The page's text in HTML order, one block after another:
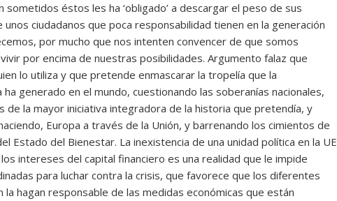
sometidos éstos les ha ‘obligado’ a descargar el peso de sus
ciudadanos que poca responsabilidad tienen en la generación
por mucho que nos intenten convencer de que somos
por encima de nuestras posibilidades. Argumento falaz que
lo utiliza y que pretende enmascarar la tropelía que la
generado en el mundo, cuestionando las soberanías nacionales,
de la mayor iniciativa integradora de la historia que pretendía, y
Europa a través de la Unión, y barrenando los cimientos de
Estado del Bienestar. La inexistencia de una unidad política en la UE
intereses del capital financiero es una realidad que le impide
para luchar contra la crisis, que favorece que los diferentes
la hagan responsable de las medidas económicas que están